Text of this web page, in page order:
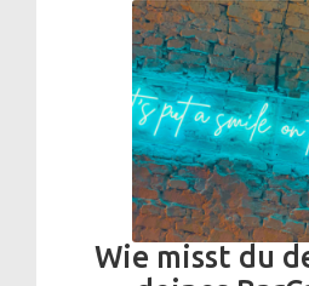
Wie misst du